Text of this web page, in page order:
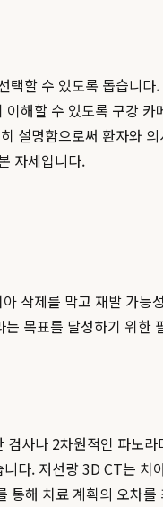
할 수 있도록 돕습니
해할 수 있도록 구강
설명함으로써 환자와
자세입니다.
삭제를 막고 재발 가능
는 목표를 달성하기 위한
사나 2차원적인 파노
다. 저선량 3D CT는
해 치료 계획의 오차